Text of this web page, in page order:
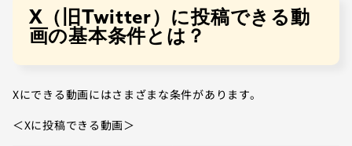
X（旧Twitter）に投稿できる動
画の基本条件とは？
Xにできる動画にはさまざまな条件があります。
＜Xに投稿できる動画＞